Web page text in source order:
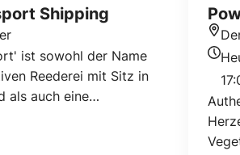
Shipping
ist sowohl der Name
Reederei mit Sitz in
als auch eine